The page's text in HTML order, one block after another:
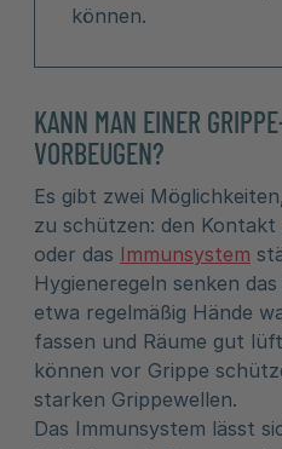
können.
KANN MAN EINER
VORBEUGEN?
Es gibt zwei
zu schützen: den Kontakt
oder das Immunsystem
Hygieneregeln senken
etwa regelmäßig Hände
fassen und Räume gut
können vor Grippe
starken Grippewellen.
Das Immunsystem lässt